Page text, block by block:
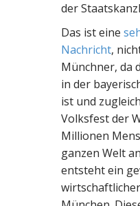
der
Das ist eine
Nachricht,
Münchner, da
in der
ist und
Volksfest der
Millionen
ganzen Welt
entsteht ein